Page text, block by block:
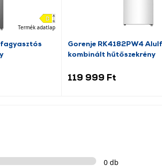
Termék adatlap
Gorenje RK4182PW4
kombinált hűtőszekrény
119 999 Ft
0 db